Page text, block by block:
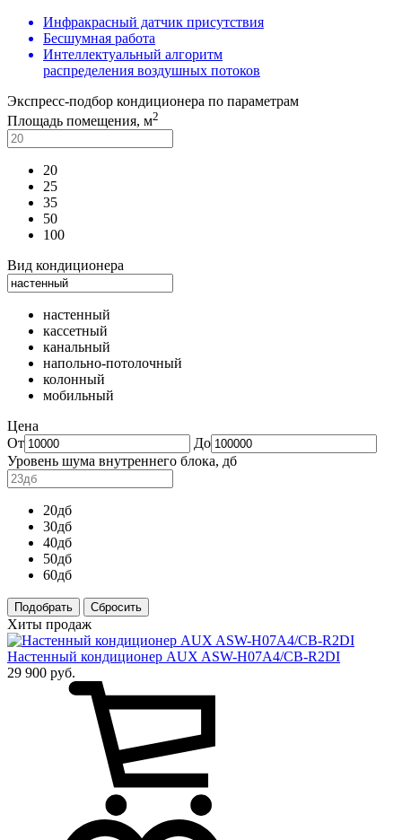
Инфракрасный датчик присутствия
Бесшумная работа
Интеллектуальный алгоритм
распределения воздушных потоков
Экспресс-подбор кондиционера по параметрам
Площадь помещения, м2
20
25
35
50
100
Вид кондиционера
настенный
кассетный
канальный
напольно-потолочный
колонный
мобильный
Цена
От
До
Уровень шума внутреннего блока, дб
20дб
30дб
40дб
50дб
60дб
Подобрать
Хиты продаж
Настенный кондиционер AUX ASW-H07A4/CB-R2DI
29 900 руб.